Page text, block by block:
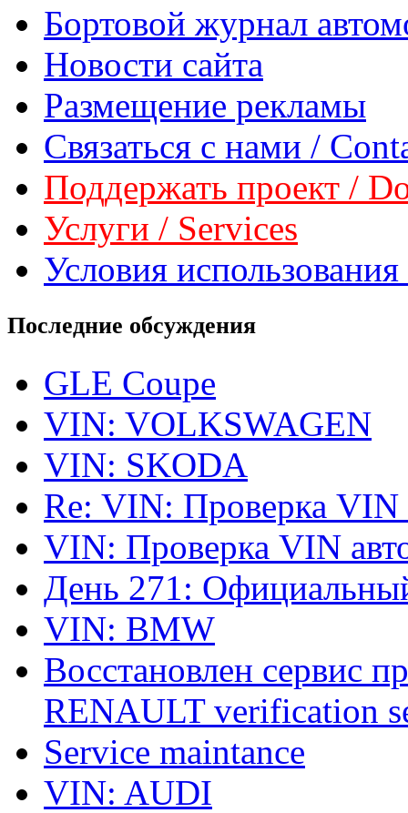
Бортовой журнал
Новости сайта
Размещение рекламы
Связаться с нами /
Поддержать проект /
Услуги / Services
Условия
Последние обсуждения
GLE Coupe
VIN: VOLKSWAGEN
VIN: SKODA
Re: VIN: Проверка VIN
VIN: Проверка VIN
День 271:
VIN: BMW
Восстановлен сервис
RENAULT verification
Service maintance
VIN: AUDI